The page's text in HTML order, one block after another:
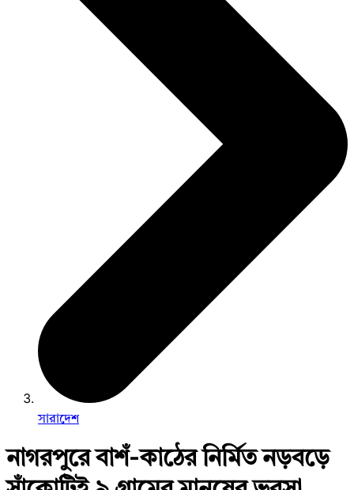
সারাদেশ
নাগরপুরে বাশঁ-কাঠের নির্মিত নড়বড়ে